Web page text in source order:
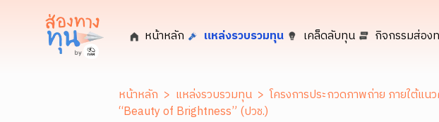
หน้าหลัก แหล่งรวบรวมทุน เคล็ดลับทุน กิจกรรมส่อง
หน้าหลัก > แหล่งรวบรวมทุน > โครงการประกวดภาพถ่าย ภายใต้แ
“Beauty of Brightness” (ปวช.)